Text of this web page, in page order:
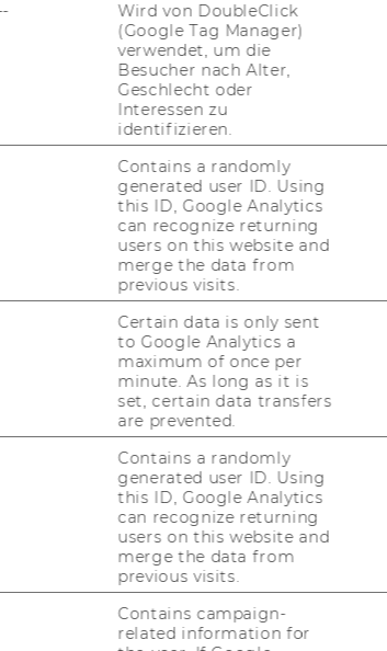
FACTS & FI­GU­RES ABOUT
THE PRO­GRAM
How fast is the stu­dents’
aca­de­mic pro­gress? How in­
ter­na­tio­nal is the stu­dent
body? Etc.
FIND OUT MORE
ANY QUESTIONS?
PROGRAM MANAGER
DRAGANA PAJIC
D4 building, Department of
Finance, Accounting and Statistic
Wird von DoubleClick
(Google Tag Manager)
verwendet, um die
Besucher nach Alter,
Geschlecht oder
Interessen zu
identifizieren.
Contains a randomly
generated user ID. Using
this ID, Google Analytics
can recognize returning
users on this website and
merge the data from
previous visits.
Certain data is only sent
to Google Analytics a
maximum of once per
minute. As long as it is
set, certain data transfers
are prevented.
Contains a randomly
generated user ID. Using
this ID, Google Analytics
can recognize returning
users on this website and
merge the data from
previous visits.
Contains campaign-
related information for